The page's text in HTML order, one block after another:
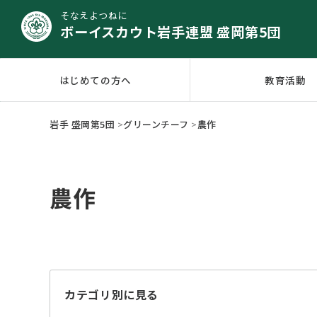
そなえよつねに
ボーイスカウト岩手連盟 盛岡第5団
はじめての方へ 教育活動
岩手 盛岡第5団 >グリーンチーフ >農作
農作
カテゴリ別に見る